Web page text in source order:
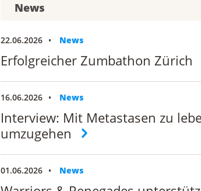
News
22.06.2026 News
Erfolgreicher Zumbathon Zürich
16.06.2026 News
Interview: Mit Metastasen zu
umzugehen
01.06.2026 News